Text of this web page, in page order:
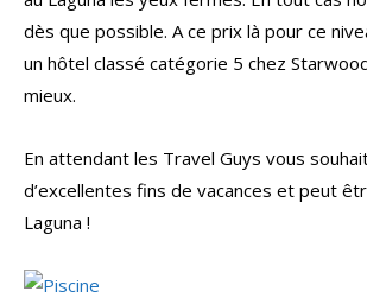
dès que possible. A ce prix là pour ce
un hôtel classé catégorie 5 chez
mieux.
En attendant les Travel Guys vous
d’excellentes fins de vacances et peut
Laguna !